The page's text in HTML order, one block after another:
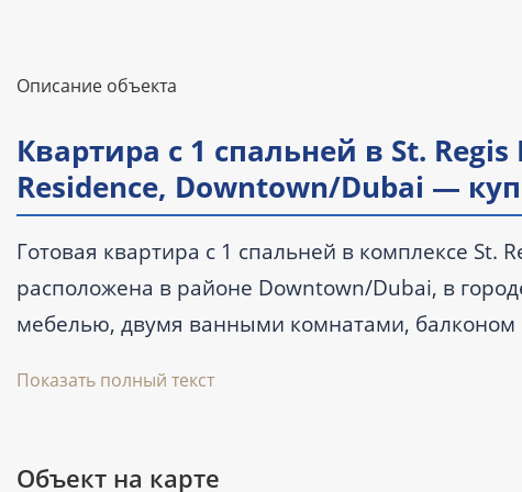
Описание объекта
Квартира с 1 спальней в St.
Residence, Downtown/Dubai —
Готовая квартира с 1 спальней в комплексе St.
расположена в районе Downtown/Dubai, в
мебелью, двумя ванными комнатами, балконом
вторичном рынке. Цена начинается от 2 700 000
Ключевые характеристики
Показать полный текст
Объект на карте